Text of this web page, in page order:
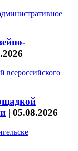
| 05.08.2026